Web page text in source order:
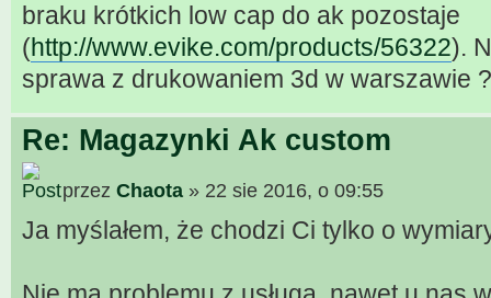
braku krótkich low cap do ak pozostaje
(http://www.evike.com/products/56322).
sprawa z drukowaniem 3d w warszawie ?
Re: Magazynki Ak custom
przez Chaota » 22 sie 2016, o 09:55
Ja myślałem, że chodzi Ci tylko o